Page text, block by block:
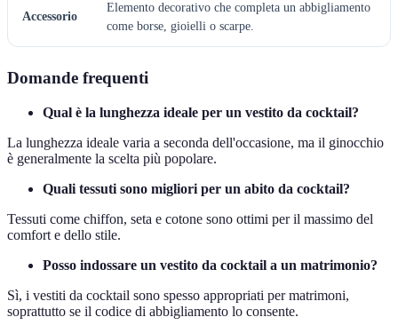
Accessorio
Elemento decorativo che completa un abbigliamento
come borse, gioielli o scarpe.
Domande frequenti
Qual è la lunghezza ideale per un vestito da cocktail?
La lunghezza ideale varia a seconda dell'occasione, ma il ginocchio
è generalmente la scelta più popolare.
Quali tessuti sono migliori per un abito da cocktail?
Tessuti come chiffon, seta e cotone sono ottimi per il massimo del
comfort e dello stile.
Posso indossare un vestito da cocktail a un matrimonio?
Sì, i vestiti da cocktail sono spesso appropriati per matrimoni,
soprattutto se il codice di abbigliamento lo consente.